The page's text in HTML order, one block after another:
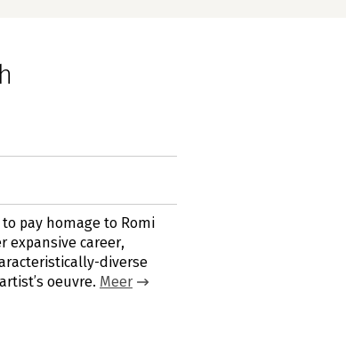
pay homage to Romi
expansive career,
diverse
oeuvre. Meer